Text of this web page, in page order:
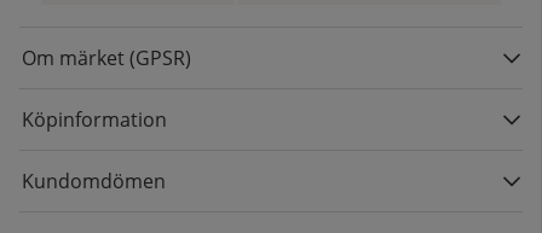
Om märket (GPSR)
Köpinformation
Kundomdömen